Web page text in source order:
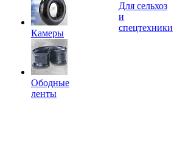
Камеры
Ободные
ленты
Для сельхоз
и
спецтехники